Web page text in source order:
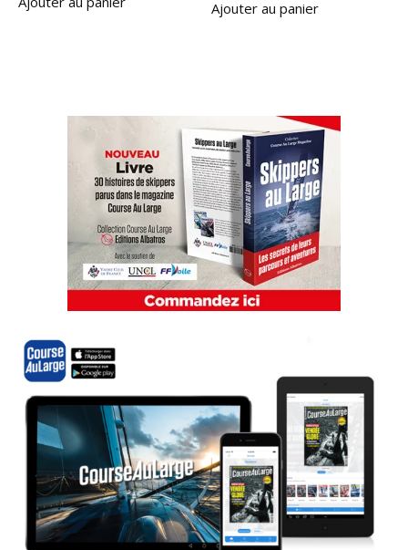
Ajouter au panier